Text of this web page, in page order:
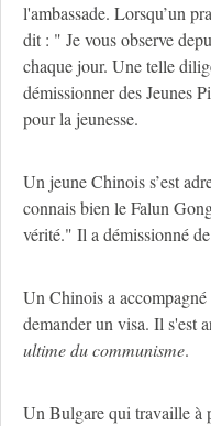
l'ambassade. Lorsqu’un
dit : " Je vous observe
chaque jour. Une telle
démissionner des Jeunes
pour la jeunesse.
Un jeune Chinois s’est
connais bien le Falun
vérité." Il a démissionné
Un Chinois a
demander un visa. Il s'est
ultime du communisme.
Un Bulgare qui travaille à